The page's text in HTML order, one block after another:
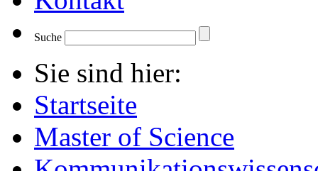
Suche
Sie sind hier:
Startseite
Master of Science